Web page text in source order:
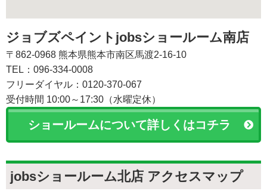
ジョブズペイントjobsショールーム南店
〒862-0968 熊本県熊本市南区馬渡2-16-10
TEL：096-334-0008
フリーダイヤル：0120-370-067
受付時間 10:00～17:30（水曜定休）
ショールームについて詳しくはコチラ
jobsショールーム北店 アクセスマップ